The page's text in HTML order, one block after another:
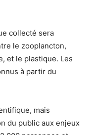
collecté sera
le zooplancton,
et le plastique. Les
à partir du
mais
du public aux enjeux